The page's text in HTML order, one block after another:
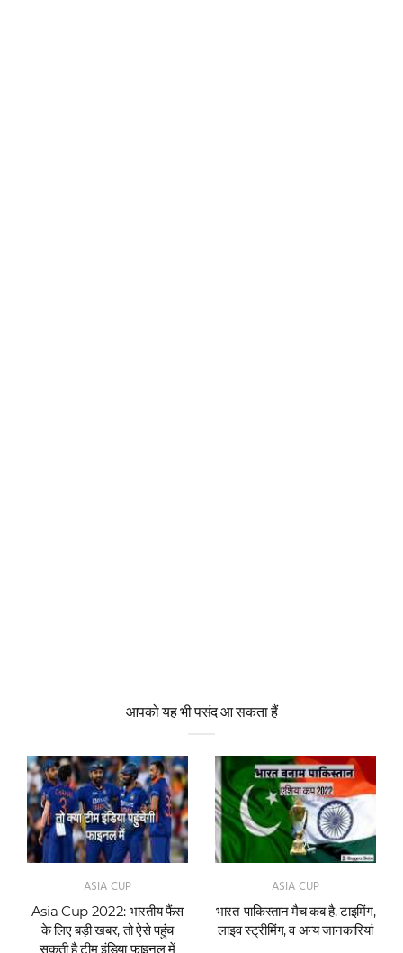
आपको यह भी पसंद आ सकता हैं
ASIA CUP
Asia Cup 2022: भारतीय फैंस
के लिए बड़ी खबर, तो ऐसे पहुंच
सकती है टीम इंडिया फाइनल में
ASIA CUP
भारत-पाकिस्तान मैच कब है, टाइमिंग,
लाइव स्ट्रीमिंग, व अन्य जानकारियां